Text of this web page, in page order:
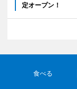
定オープン！
食べる